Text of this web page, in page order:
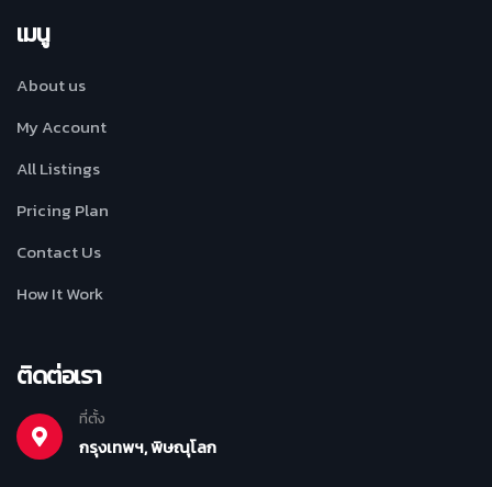
เมนู
About us
My Account
All Listings
Pricing Plan
Contact Us
How It Work
ติดต่อเรา
ที่ตั้ง
กรุงเทพฯ, พิษณุโลก